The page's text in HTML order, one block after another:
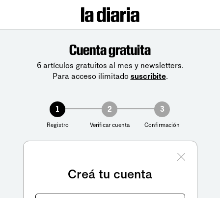
Cuenta gratuita
6 artículos gratuitos al mes y newsletters.
Para acceso ilimitado suscribite.
1
Registro
2
Verificar cuenta
3
Confirmación
Creá tu cuenta